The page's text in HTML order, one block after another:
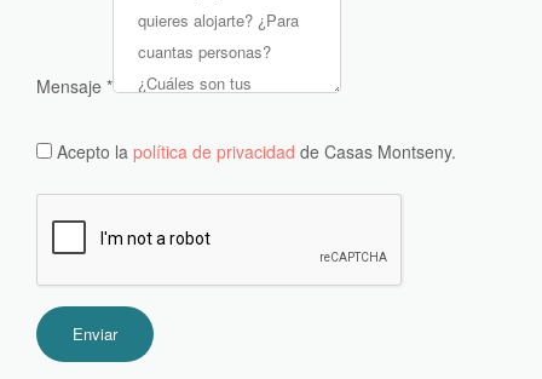
Mensaje *
Acepto la política de privacidad de Casas Montseny.